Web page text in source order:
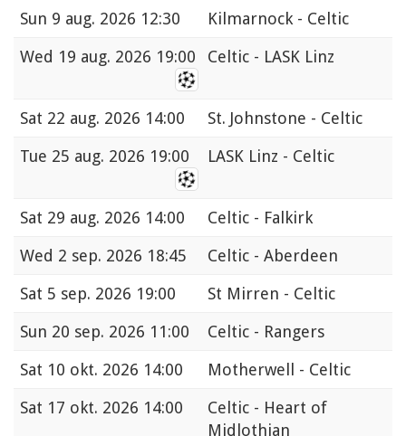
Sun 9 aug. 2026 12:30
Kilmarnock - Celtic
Wed 19 aug. 2026 19:00 Celtic - LASK Linz
Sat 22 aug. 2026 14:00
St. Johnstone - Celtic
Tue 25 aug. 2026 19:00 LASK Linz - Celtic
Sat 29 aug. 2026 14:00
Celtic - Falkirk
Wed 2 sep. 2026 18:45
Celtic - Aberdeen
Sat 5 sep. 2026 19:00
St Mirren - Celtic
Sun 20 sep. 2026 11:00
Celtic - Rangers
Sat 10 okt. 2026 14:00
Motherwell - Celtic
Sat 17 okt. 2026 14:00
Celtic - Heart of
Midlothian